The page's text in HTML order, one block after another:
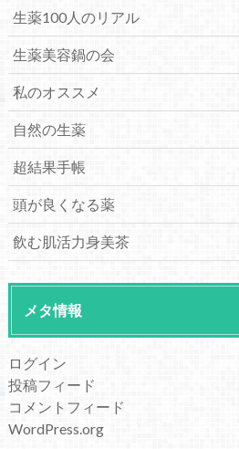
生薬100人のリアル
生薬美容鍋の会
私のオススメ
自然の生薬
超結果手帳
頭が良くなる薬
飲む肌活力身美茶
メタ情報
ログイン
投稿フィード
コメントフィード
WordPress.org